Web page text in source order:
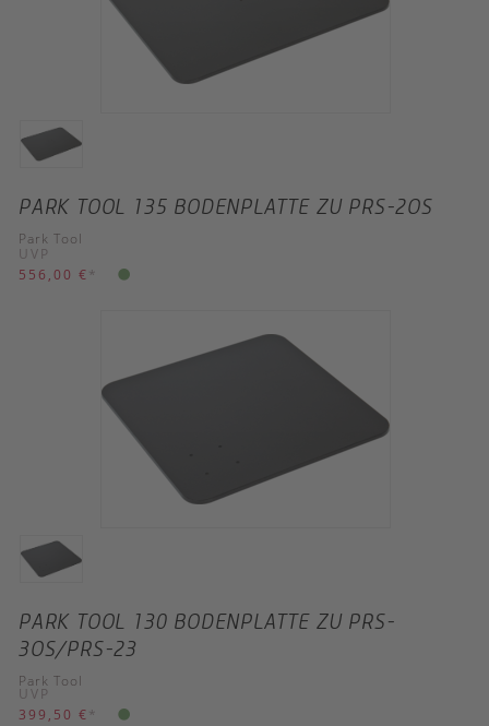
PARK TOOL 135 BODENPLATTE ZU PRS-2OS
Park Tool
UVP
556,00 € *
PARK TOOL 130 BODENPLATTE ZU PRS-
3OS/PRS-23
Park Tool
UVP
399,50 € *